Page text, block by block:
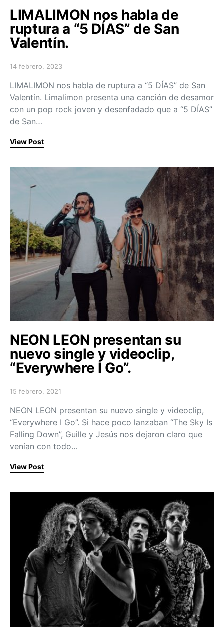
LIMALIMON nos habla de
ruptura a “5 DÍAS” de San
Valentín.
Posted on
14 febrero, 2023
LIMALIMON nos habla de ruptura a “5 DÍAS” de San
Valentín. Limalimon presenta una canción de desamor
con un pop rock joven y desenfadado que a “5 DÍAS”
de San…
View Post
NEON LEON presentan su
nuevo single y videoclip,
“Everywhere I Go”.
Posted on
15 febrero, 2021
NEON LEON presentan su nuevo single y videoclip,
“Everywhere I Go”. Si hace poco lanzaban “The Sky Is
Falling Down”, Guille y Jesús nos dejaron claro que
venían con todo…
View Post